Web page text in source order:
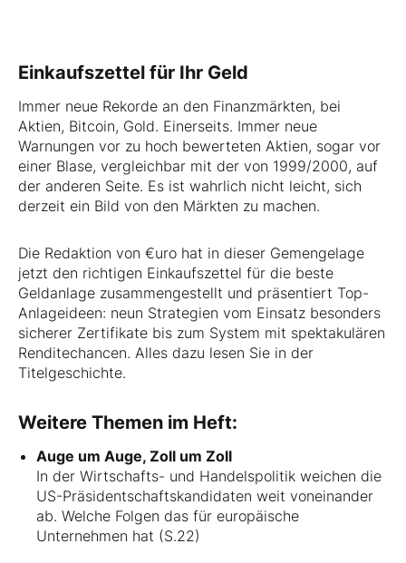
Einkaufszettel für Ihr Geld
Immer neue Rekorde an den Finanzmärkten, bei
Aktien, Bitcoin, Gold. Einerseits. Immer neue
Warnungen vor zu hoch bewerteten Aktien, sogar vor
einer Blase, vergleichbar mit der von 1999/2000, auf
der anderen Seite. Es ist wahrlich nicht leicht, sich
derzeit ein Bild von den Märkten zu machen.
Die Redaktion von €uro hat in dieser Gemengelage
jetzt den richtigen Einkaufszettel für die beste
Geldanlage zusammengestellt und präsentiert Top-
Anlageideen: neun Strategien vom Einsatz besonders
sicherer Zertifikate bis zum System mit spektakulären
Renditechancen. Alles dazu lesen Sie in der
Titelgeschichte.
Weitere Themen im Heft:
Auge um Auge, Zoll um Zoll
In der Wirtschafts- und Handelspolitik weichen die
US-Präsidentschaftskandidaten weit voneinander
ab. Welche Folgen das für europäische
Unternehmen hat (S.22)